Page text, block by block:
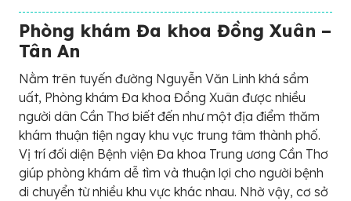
Phòng khám Đa khoa Đồng Xuân –
Tân An
Nằm trên tuyến đường Nguyễn Văn Linh khá sầm
uất, Phòng khám Đa khoa Đồng Xuân được nhiều
người dân Cần Thơ biết đến như một địa điểm thăm
khám thuận tiện ngay khu vực trung tâm thành phố.
Vị trí đối diện Bệnh viện Đa khoa Trung ương Cần Thơ
giúp phòng khám dễ tìm và thuận lợi cho người bệnh
di chuyển từ nhiều khu vực khác nhau. Nhờ vậy, cơ sở